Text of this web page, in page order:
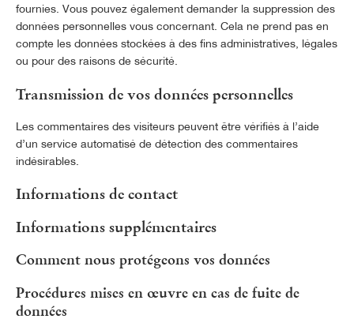
fournies. Vous pouvez également demander la suppression des
données personnelles vous concernant. Cela ne prend pas en
compte les données stockées à des fins administratives, légales
ou pour des raisons de sécurité.
Transmission de vos données personnelles
Les commentaires des visiteurs peuvent être vérifiés à l’aide
d’un service automatisé de détection des commentaires
indésirables.
Informations de contact
Informations supplémentaires
Comment nous protégeons vos données
Procédures mises en œuvre en cas de fuite de
données